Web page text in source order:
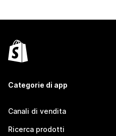
Categorie di app
Canali di vendita
Ricerca prodotti